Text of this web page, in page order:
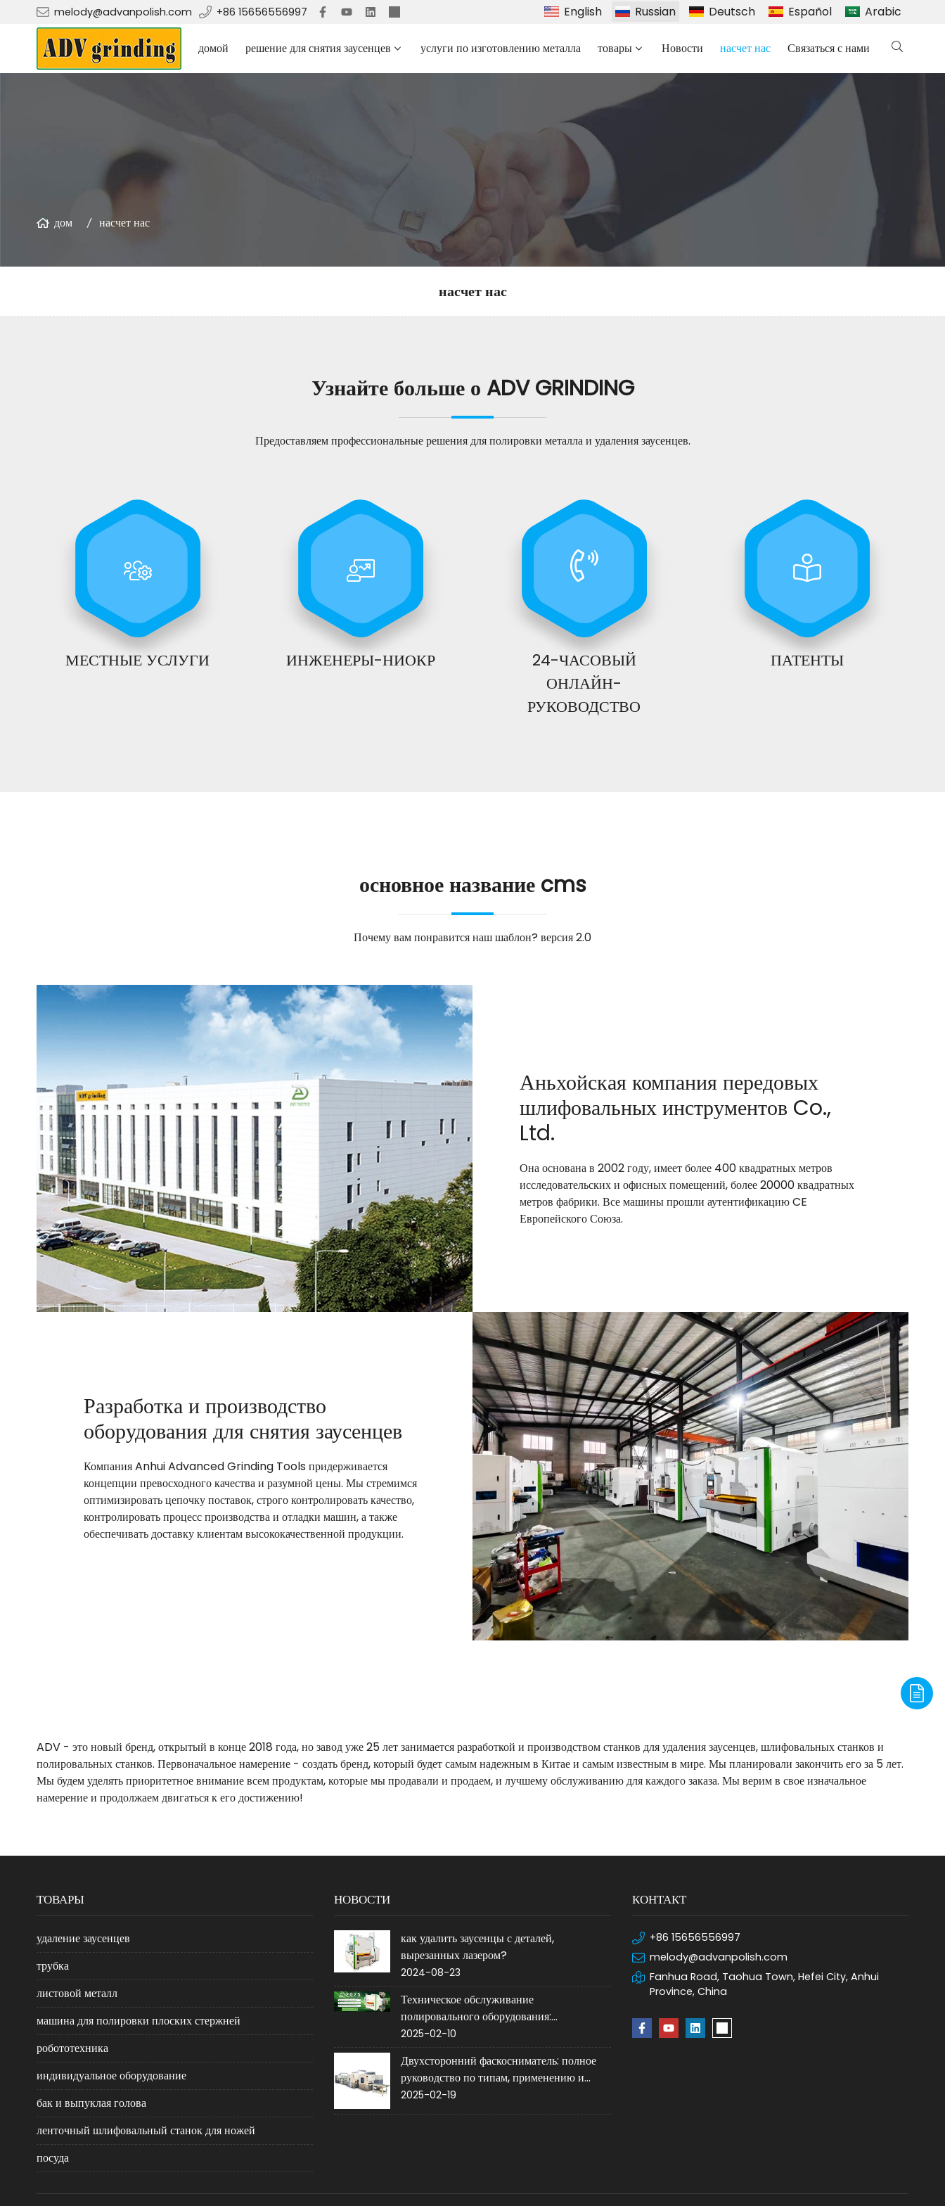
melody@advanpolish.com +86 15656556997 English Russian Deutsch Español Arabic
домой решение для снятия заусенцев услуги по изготовлению металла товары Новости насчет нас Связаться с нами
дом насчет нас
насчет нас
Узнайте больше о ADV GRINDING
Предоставляем профессиональные решения для полировки металла и удаления заусенцев.
МЕСТНЫЕ УСЛУГИ ИНЖЕНЕРЫ-НИОКР
24-ЧАСОВЫЙ
ОНЛАЙН-
РУКОВОДСТВО
ПАТЕНТЫ
основное название cms
Почему вам понравится наш шаблон? версия 2.0
Аньхойская компания передовых
шлифовальных инструментов Co.,
Ltd.
Она основана в 2002 году, имеет более 400 квадратных метров
исследовательских и офисных помещений, более 20000 квадратных
метров фабрики. Все машины прошли аутентификацию CE
Европейского Союза.
Разработка и производство
оборудования для снятия заусенцев
Компания Anhui Advanced Grinding Tools придерживается
концепции превосходного качества и разумной цены. Мы стремимся
оптимизировать цепочку поставок, строго контролировать качество,
контролировать процесс производства и отладки машин, а также
обеспечивать доставку клиентам высококачественной продукции.
ADV - это новый бренд, открытый в конце 2018 года, но завод уже 25 лет занимается разработкой и производством станков для удаления заусенцев, шлифовальных станков и
полировальных станков. Первоначальное намерение - создать бренд, который будет самым надежным в Китае и самым известным в мире. Мы планировали закончить его за 5 лет.
Мы будем уделять приоритетное внимание всем продуктам, которые мы продавали и продаем, и лучшему обслуживанию для каждого заказа. Мы верим в свое изначальное
намерение и продолжаем двигаться к его достижению!
ТОВАРЫ
удаление заусенцев
трубка
листовой металл
машина для полировки плоских стержней
робототехника
индивидуальное оборудование
бак и выпуклая голова
ленточный шлифовальный станок для ножей
посуда
НОВОСТИ
как удалить заусенцы с деталей,
вырезанных лазером?
2024-08-23
Техническое обслуживание
полировального оборудования:
обеспечение срока службы и
производительности
2025-02-10
Двухсторонний фаскосниматель: полное
руководство по типам, применению и
покупке
2025-02-19
КОНТАКТ
+86 15656556997
melody@advanpolish.com
Fanhua Road, Taohua Town, Hefei City, Anhui
Province, China